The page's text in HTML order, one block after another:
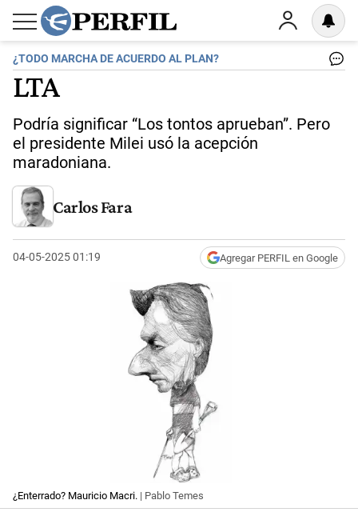
¿TODO MARCHA DE ACUERDO AL PLAN?
LTA
Podría significar “Los tontos aprueban”. Pero
el presidente Milei usó la acepción
maradoniana.
Carlos Fara
04-05-2025 01:19 Agregar PERFIL en Google
¿Enterrado? Mauricio Macri. | Pablo Temes